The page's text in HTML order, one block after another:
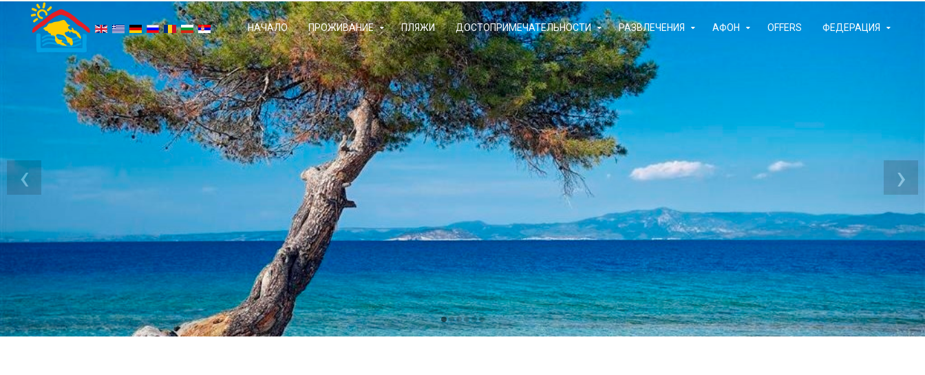
НАЧАЛО ПРОЖИВАНИЕ ΠЛЯЖИ ДОСТОПРИМЕЧАТЕЛЬНОСТИ РАЗВЛЕЧЕНИЯ АФОН OFFERS ФЕДЕРАЦИЯ
›
‹